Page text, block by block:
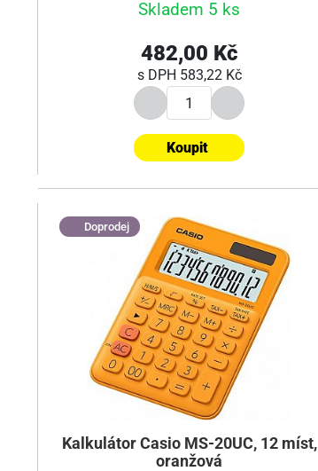
Skladem 5 ks
482,00 Kč
s DPH 583,22 Kč
Koupit
Doprodej
Kalkulátor Casio MS-20UC, 12 míst,
oranžová